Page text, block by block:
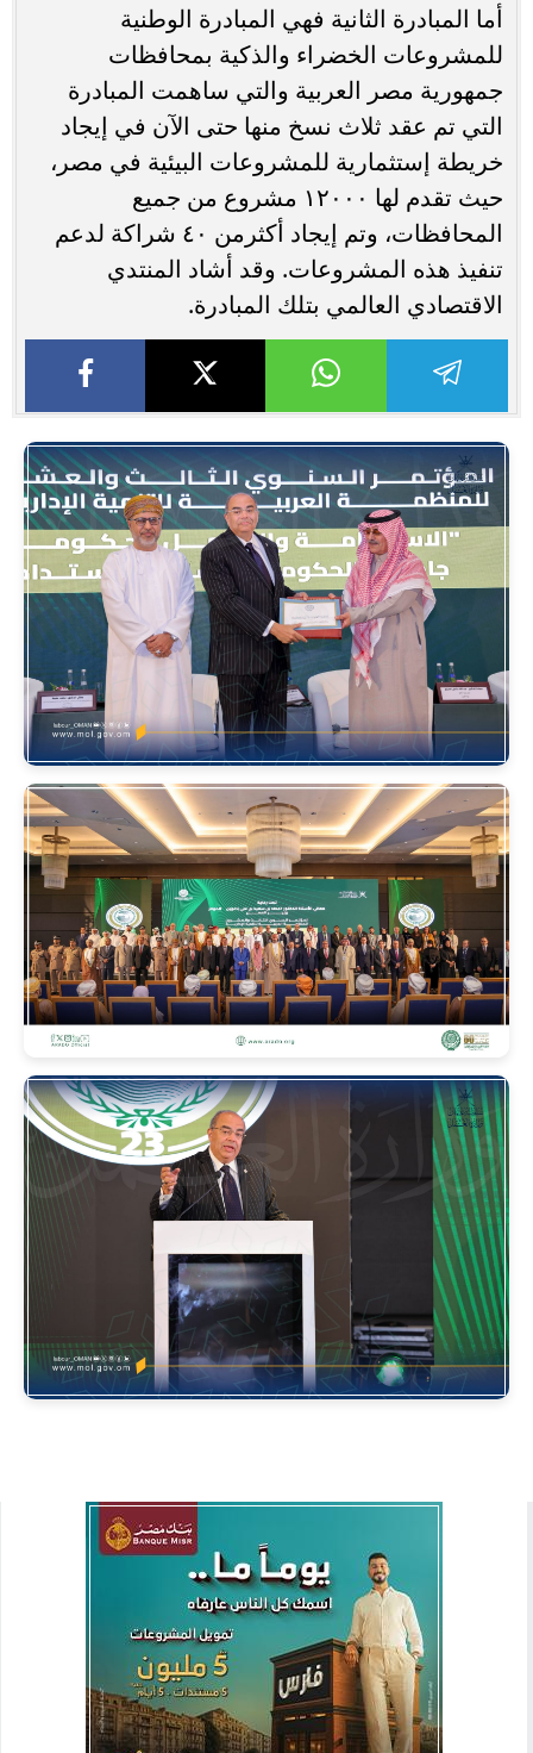
أما المبادرة الثانية فهي المبادرة الوطنية
للمشروعات الخضراء والذكية بمحافظات
جمهورية مصر العربية والتي ساهمت المبادرة
التي تم عقد ثلاث نسخ منها حتى الآن في إيجاد
خريطة إستثمارية للمشروعات البيئية في مصر،
حيث تقدم لها ١٢٠٠٠ مشروع من جميع
المحافظات، وتم إيجاد أكثرمن ٤٠ شراكة لدعم
تنفيذ هذه المشروعات. وقد أشاد المنتدي
الاقتصادي العالمي بتلك المبادرة.